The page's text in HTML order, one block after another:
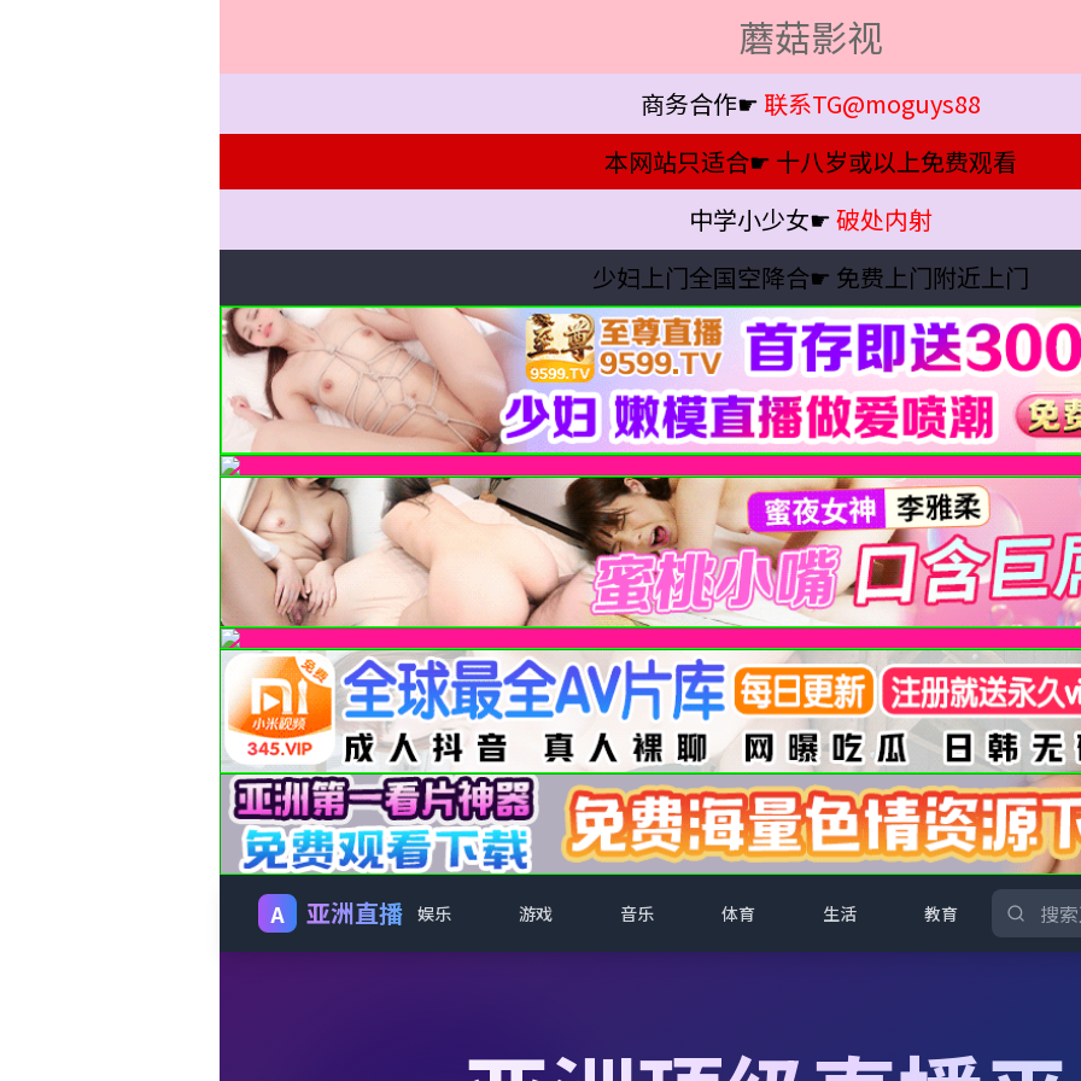
蘑菇影视
商务合作☛ 联系TG@moguys88
本网站只适合☛ 十八岁或以上免费观看
中学小少女☛破处内射
少妇上门全国空降合☛ 免费上门附近上门
A 亚洲直播 娱乐 游戏 音乐 体育 生活 教育